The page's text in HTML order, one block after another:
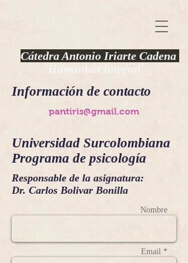
Humanista Integral
Información de contacto
pantiris@gmail.com
Universidad Surcolombiana
Programa de psicología
Responsable de la asignatura:
Dr. Carlos Bolivar Bonilla
Nombre
Email *